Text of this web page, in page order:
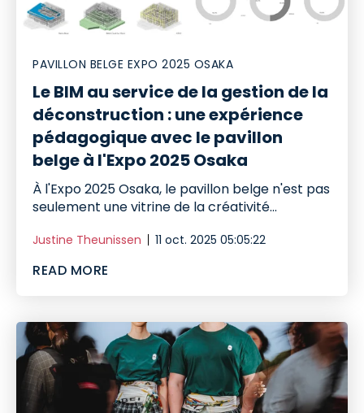
PAVILLON BELGE EXPO 2025 OSAKA
Le BIM au service de la gestion de la
déconstruction : une expérience
pédagogique avec le pavillon
belge à l'Expo 2025 Osaka
À l'Expo 2025 Osaka, le pavillon belge n'est pas
seulement une vitrine de la créativité...
Justine Theunissen 11 oct. 2025 05:05:22
READ MORE